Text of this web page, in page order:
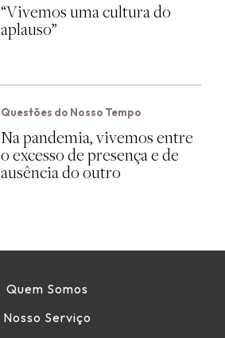
“Vivemos uma cultura do
aplauso”
Questões do Nosso Tempo
Na pandemia, vivemos entre
o excesso de presença e de
ausência do outro
Quem Somos
Nosso Serviço